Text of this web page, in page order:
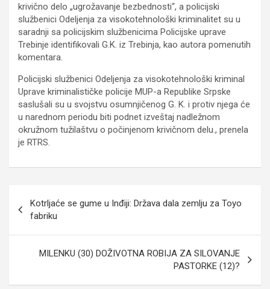
krivično delo „ugrožavanje bezbednosti“, a policijski
službenici Odeljenja za visokotehnološki kriminalitet su u
saradnji sa policijskim službenicima Policijske uprave
Trebinje identifikovali G.K. iz Trebinja, kao autora pomenutih
komentara.
Policijski službenici Odeljenja za visokotehnološki kriminal
Uprave kriminalističke policije MUP-a Republike Srpske
saslušali su u svojstvu osumnjičenog G. K. i protiv njega će
u narednom periodu biti podnet izveštaj nadležnom
okružnom tužilaštvu o počinjenom krivičnom delu., prenela
je RTRS.
чланка
Kotrljaće se gume u Inđiji: Država dala zemlju za Toyo
fabriku
MILENKU (30) DOŽIVOTNA ROBIJA ZA SILOVANJE
PASTORKE (12)?